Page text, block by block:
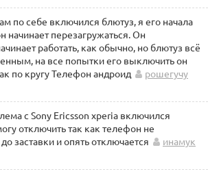
по себе включился блютуз, я его начала
начинает перезагружаться. Он
работать, как обычно, но блютуз всё
на все попытки его выключить он
по кругу Телефон андроид
рошегучу
с Sony Ericsson xperia включился
отключить так как телефон не
заставки и опять отключается
инамук